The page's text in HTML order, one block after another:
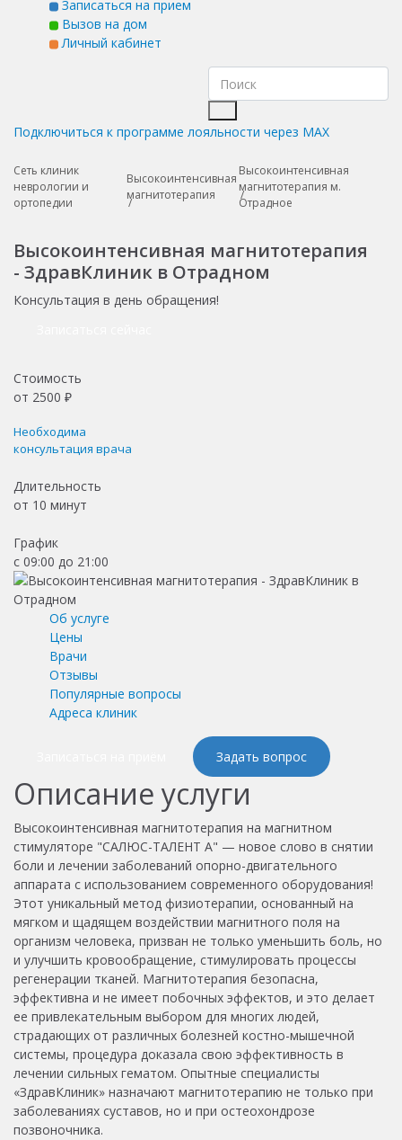
Записаться на прием
Вызов на дом
Личный кабинет
Подключиться к программе лояльности через MAX
Сеть клиник
неврологии и
ортопедии
Высокоинтенсивная
магнитотерапия
Высокоинтенсивная
магнитотерапия м.
Отрадное
Высокоинтенсивная магнитотерапия
- ЗдравКлиник в Отрадном
Консультация в день обращения!
Стоимость
от 2500 ₽
Необходима
консультация врача
Длительность
от 10 минут
График
с 09:00 до 21:00
Об услуге
Цены
Врачи
Отзывы
Популярные вопросы
Адреса клиник
Задать вопрос
Описание услуги
Высокоинтенсивная магнитотерапия на магнитном
стимуляторе "САЛЮС-ТАЛЕНТ A" — новое слово в снятии
боли и лечении заболеваний опорно-двигательного
аппарата с использованием современного оборудования!
Этот уникальный метод физиотерапии, основанный на
мягком и щадящем воздействии магнитного поля на
организм человека, призван не только уменьшить боль, но
и улучшить кровообращение, стимулировать процессы
регенерации тканей. Магнитотерапия безопасна,
эффективна и не имеет побочных эффектов, и это делает
ее привлекательным выбором для многих людей,
страдающих от различных болезней костно-мышечной
системы, процедура доказала свою эффективность в
лечении сильных гематом. Опытные специалисты
«ЗдравКлиник» назначают магнитотерапию не только при
заболеваниях суставов, но и при остеохондрозе
позвоночника.